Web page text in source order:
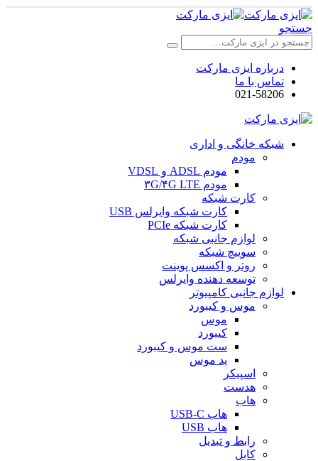
جستجو
درباره ایزی مارکت
تماس با ما
021-58206
شبکه خانگی و اداری
مودم
مودم ADSL و VDSL
مودم ۳G/۴G LTE
کارت شبکه
کارت شبکه وایرلس USB
کارت شبکه PCIe
لوازم جانبی شبکه
سوییچ شبکه
روتر و اکسس پوینت
توسعه دهنده وایرلس
لوازم جانبی کامپیوتر
موس و کیبورد
موس
کیبورد
ست موس و کیبورد
پد موس
اسپیکر
هدست
هاب
هاب USB-C
هاب USB
رابط و تبدیل
کابل